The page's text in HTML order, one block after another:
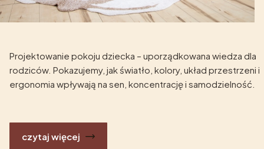
Projektowanie pokoju dziecka – uporządkowana wiedza dla
rodziców. Pokazujemy, jak światło, kolory, układ przestrzeni i
ergonomia wpływają na sen, koncentrację i samodzielność.
czytaj więcej